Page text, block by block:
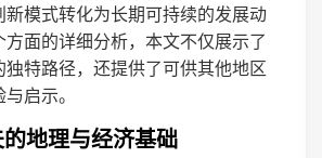
新模式转化为长期可持续的发展动
方面的详细分析，本文不仅展示了
独特路径，还提供了可供其他地区
启示。
地理与经济基础